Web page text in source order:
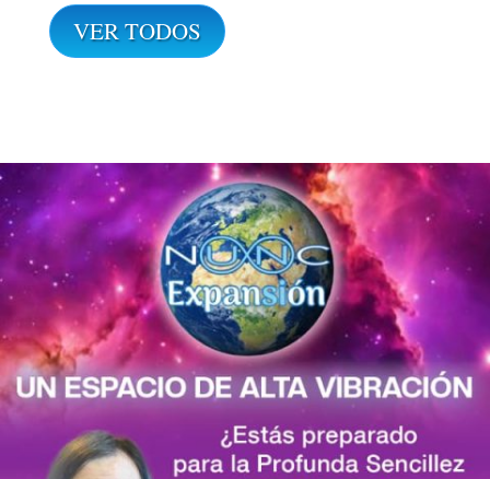
VER TODOS